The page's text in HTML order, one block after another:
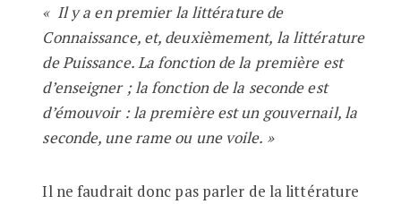
« Il y a en premier la littérature de
Connaissance, et, deuxièmement, la littérature
de Puissance. La fonction de la première est
d’enseigner ; la fonction de la seconde est
d’émouvoir : la première est un gouvernail, la
seconde, une rame ou une voile. »
Il ne faudrait donc pas parler de la littérature